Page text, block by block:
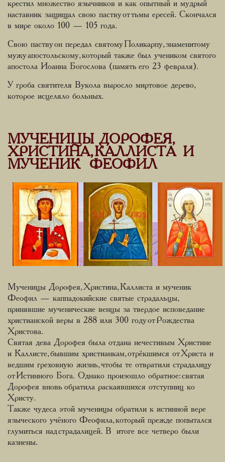
крестил множество язычников и как опытный и мудрый
наставник защищал свою паству от тьмы ересей. Скончался
в мире около 100 — 105 года.
Свою паству он передал святому Поликарпу, знаменитому
мужу апостольскому, который также был учеником святого
апостола Иоанна Богослова (память его 23 февраля).
У гроба святителя Вукола выросло миртовое дерево,
которое исцеляло больных.
МУЧЕНИЦЫ ДОРОФЕЯ,
ХРИСТИНА, КАЛЛИСТА И
МУЧЕНИК ФЕОФИЛ
Мученицы Дорофея, Христина, Каллиста и мученик
Феофил — каппадокийские святые страдальцы,
принявшие мученические венцы за твердое исповедание
христианской веры в 288 или 300 году от Рождества
Христова.
Святая дева Дорофея была отдана нечестивым Христине
и Каллисте, бывшим христианкам, отрёкшимся от Христа и
ведшим греховную жизнь, чтобы те отвратили страдалицу
от Истинного Бога. Однако произошло обратное: святая
Дорофея вновь обратила раскаявшихся отступниц ко
Христу.
Также чудеса этой мученицы обратили к истинной вере
языческого учёного Феофила, который прежде попытался
глумиться над страдалицей. В итоге все четверо были
казнены.